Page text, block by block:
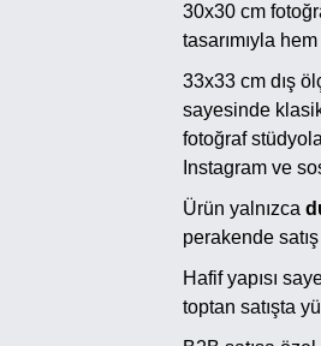
30x30 cm
tasarımıyla
33x33 cm dış
sayesinde
fotoğraf
Instagram ve
Ürün yalnızca
perakende
Hafif yapısı
toptan satışta